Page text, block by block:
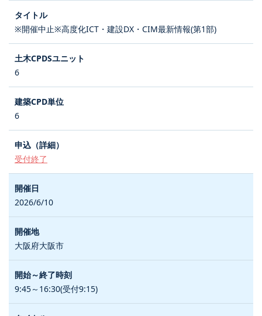
※開催中止※高度化ICT・建設DX・CIM最新情報(第1部)
6
6
受付終了
2026/6/10
大阪府大阪市
9:45～16:30(受付9:15)